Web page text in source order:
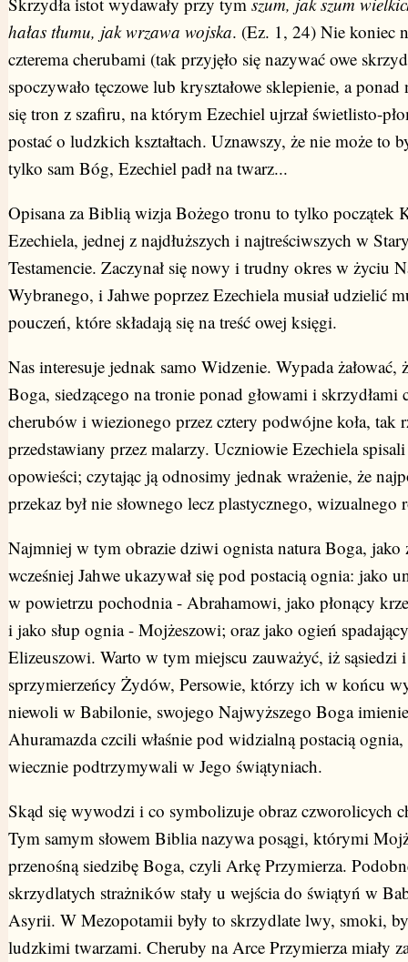
hałas tłumu, jak wrzawa wojska. (Ez. 1, 24) Nie koniec
czterema cherubami (tak przyjęło się nazywać owe
spoczywało tęczowe lub kryształowe sklepienie, a ponad
się tron z szafiru, na którym Ezechiel ujrzał świetlisto-
postać o ludzkich kształtach. Uznawszy, że nie może to
tylko sam Bóg, Ezechiel padł na twarz...
Opisana za Biblią wizja Bożego tronu to tylko początek
Ezechiela, jednej z najdłuższych i najtreściwszych w
Testamencie. Zaczynał się nowy i trudny okres w życiu
Wybranego, i Jahwe poprzez Ezechiela musiał udzielić
pouczeń, które składają się na treść owej księgi.
Nas interesuje jednak samo Widzenie. Wypada żałować,
Boga, siedzącego na tronie ponad głowami i skrzydłami
cherubów i wiezionego przez cztery podwójne koła, tak
przedstawiany przez malarzy. Uczniowie Ezechiela spisali
opowieści; czytając ją odnosimy jednak wrażenie, że
przekaz był nie słownego lecz plastycznego, wizualnego
Najmniej w tym obrazie dziwi ognista natura Boga, jako
wcześniej Jahwe ukazywał się pod postacią ognia: jako
w powietrzu pochodnia - Abrahamowi, jako płonący
i jako słup ognia - Mojżeszowi; oraz jako ogień
Elizeuszowi. Warto w tym miejscu zauważyć, iż sąsiedzi i
sprzymierzeńcy Żydów, Persowie, którzy ich w końcu
niewoli w Babilonie, swojego Najwyższego Boga
Ahuramazda czcili właśnie pod widzialną postacią
wiecznie podtrzymywali w Jego świątyniach.
Skąd się wywodzi i co symbolizuje obraz czworolicych
Tym samym słowem Biblia nazywa posągi, którymi
przenośną siedzibę Boga, czyli Arkę Przymierza.
skrzydlatych strażników stały u wejścia do świątyń w
Asyrii. W Mezopotamii były to skrzydlate lwy, smoki,
ludzkimi twarzami. Cheruby na Arce Przymierza miały